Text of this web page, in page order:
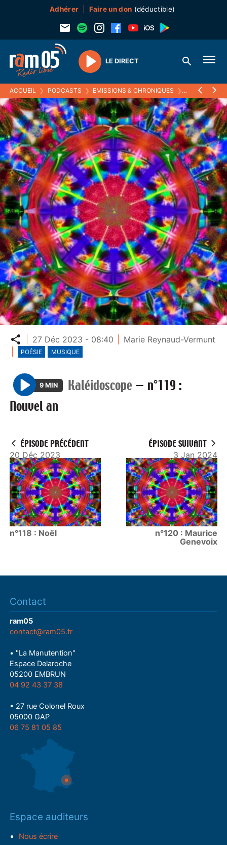
Adhérer Faire un don (déductible)
Play
LE DIRECT
ACCUEIL ❯ PODCASTS ❯ EMISSIONS & CHRONIQUES ❯
Partager
27 Déc 2023 - 08:40 Marie Reynaud-Vermunt
POÉSIE MUSIQUE
P
l
9 MIN Kaléidoscope — n°119 :
Nouvel an
ÉPISODE PRÉCÉDENT
20 Déc 2023
n°118 : Noël
ÉPISODE SUIVANT
3 Jan 2024
n°120 : Maurice
Genevoix
Contact
ram05
contact@ram05.fr
• "La Manutention"
Espace Delaroche
05200 EMBRUN
04 92 43 37 38
• 27 rue Colonel Roux
05000 GAP
06 75 81 05 85
Espace auditeurs
Nous écrire